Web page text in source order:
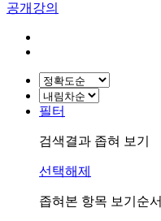
공개강의
필터
검색결과 좁혀 보기
선택해제
좁혀본 항목 보기순서